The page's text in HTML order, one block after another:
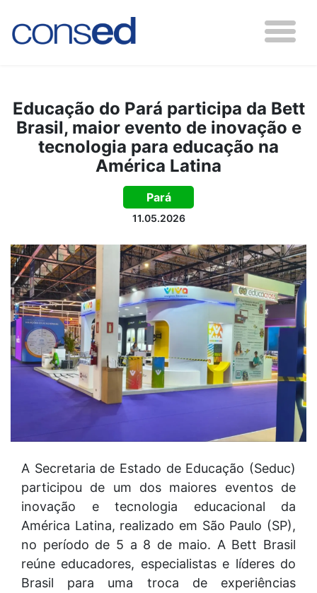
Educação do Pará participa da Bett
Brasil, maior evento de inovação e
tecnologia para educação na
América Latina
Pará
11.05.2026
A Secretaria de Estado de Educação (Seduc)
participou de um dos maiores eventos de
inovação e tecnologia educacional da
América Latina, realizado em São Paulo (SP),
no período de 5 a 8 de maio. A Bett Brasil
reúne educadores, especialistas e líderes do
Brasil para uma troca de experiências